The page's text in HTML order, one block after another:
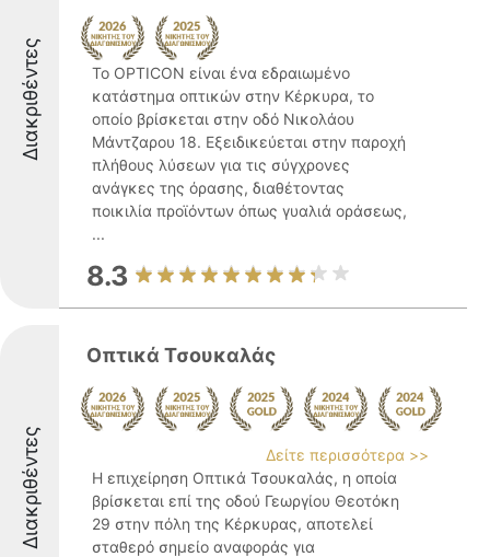
Διακριθέντες
Το OPTICON είναι ένα εδραιωμένο
κατάστημα οπτικών στην Κέρκυρα, το
οποίο βρίσκεται στην οδό Νικολάου
Μάντζαρου 18. Εξειδικεύεται στην παροχή
πλήθους λύσεων για τις σύγχρονες
ανάγκες της όρασης, διαθέτοντας
ποικιλία προϊόντων όπως γυαλιά οράσεως,
...
8.3
Διακριθέντες
Οπτικά Τσουκαλάς
Δείτε περισσότερα >>
Η επιχείρηση Οπτικά Τσουκαλάς, η οποία
βρίσκεται επί της οδού Γεωργίου Θεοτόκη
29 στην πόλη της Κέρκυρας, αποτελεί
σταθερό σημείο αναφοράς για